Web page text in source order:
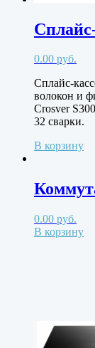
0.00 руб.
Сплайс-
волокон и
Crosver
32 сварки.
В корзину
0.00 руб.
В корзину